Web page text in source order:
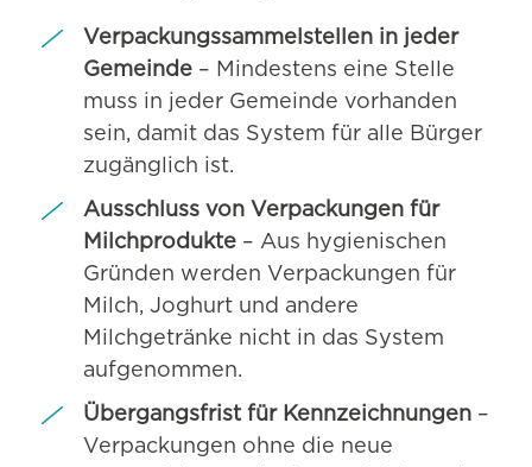
Verpackungssammelstellen in jeder
Gemeinde – Mindestens eine Stelle
muss in jeder Gemeinde vorhanden
sein, damit das System für alle Bürger
zugänglich ist.
Ausschluss von Verpackungen für
Milchprodukte – Aus hygienischen
Gründen werden Verpackungen für
Milch, Joghurt und andere
Milchgetränke nicht in das System
aufgenommen.
Übergangsfrist für Kennzeichnungen –
Verpackungen ohne die neue